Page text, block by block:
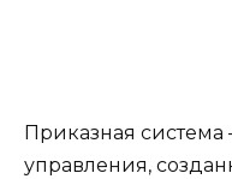
Приказная система
управления,